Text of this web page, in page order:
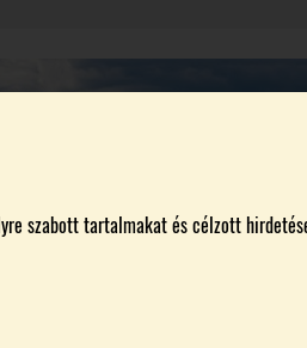
szabott tartalmakat és célzott
2026 KI KICSODA